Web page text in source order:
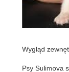
Wygląd
Psy Sulimova